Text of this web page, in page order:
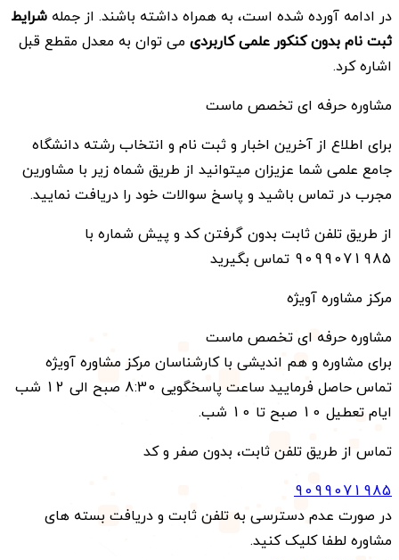
در ادامه آورده شده است، به همراه داشته باشند. از جمله شرایط
ثبت نام بدون کنکور علمی کاربردی می توان به معدل مقطع قبل
اشاره کرد.
مشاوره حرفه ای تخصص ماست
برای اطلاع از آخرین اخبار و ثبت نام و انتخاب رشته دانشگاه
جامع علمی شما عزیزان میتوانید از طریق شماه زیر با مشاورین
مجرب در تماس باشید و پاسخ سوالات خود را دریافت نمایید.
از طریق تلفن ثابت بدون گرفتن کد و پیش شماره با
9099071985 تماس بگیرید
مرکز مشاوره آویژه
مشاوره حرفه ای تخصص ماست
برای مشاوره و هم اندیشی با کارشناسان مرکز مشاوره آویژه
تماس حاصل فرمایید ساعت پاسخگویی 8:30 صبح الی 12 شب
ایام تعطیل 10 صبح تا 10 شب.
تماس از طریق تلفن ثابت، بدون صفر و کد
9099071985
در صورت عدم دسترسی به تلفن ثابت و دریافت بسته های
مشاوره لطفا کلیک کنید.